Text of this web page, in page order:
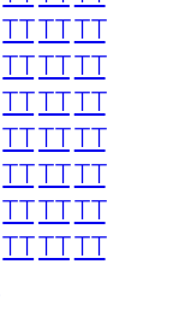
TTTTTT
TTTTTT
TTTTTT
TTTTTT
TTTTTT
TTTTTT
TTTTTT